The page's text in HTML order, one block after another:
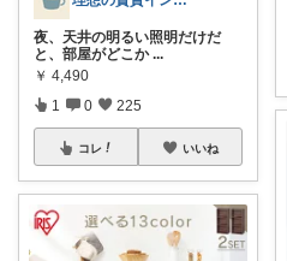
夜、天井の明るい照明だけだ
と、部屋がどこか ...
￥ 4,490
1 0 225
コレ いいね